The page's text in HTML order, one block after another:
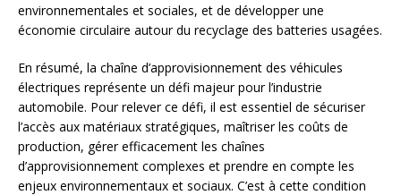
environnementales et sociales, et de développer une
économie circulaire autour du recyclage des batteries usagées.
En résumé, la chaîne d’approvisionnement des véhicules
électriques représente un défi majeur pour l’industrie
automobile. Pour relever ce défi, il est essentiel de sécuriser
l’accès aux matériaux stratégiques, maîtriser les coûts de
production, gérer efficacement les chaînes
d’approvisionnement complexes et prendre en compte les
enjeux environnementaux et sociaux. C’est à cette condition